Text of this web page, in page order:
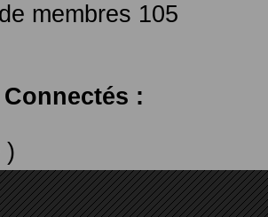
105
Connectés :
)